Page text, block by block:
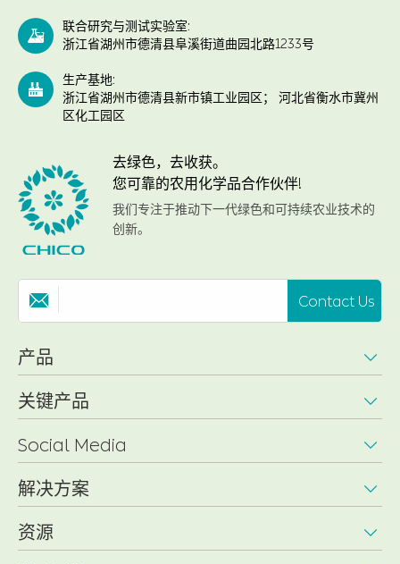

联合研究与测试实验室:
浙江省湖州市德清县阜溪街道曲园北路1233号

生产基地:
浙江省湖州市德清县新市镇工业园区； 河北省衡水市冀州
区化工园区
去绿色，去收获。
您可靠的农用化学品合作伙伴!
我们专注于推动下一代绿色和可持续农业技术的
创新。
 Contact Us
产品 
关键产品 
Social Media 
解决方案 
资源 